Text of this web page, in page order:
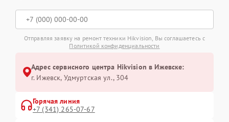
Отправляя заявку на ремонт техники Hikvision, Вы соглашаетесь с
Политикой конфиденциальности
Адрес сервисного центра Hikvision в Ижевске:
г. Ижевск, Удмуртская ул., 304
Горячая линия
+7 (341) 265-07-67